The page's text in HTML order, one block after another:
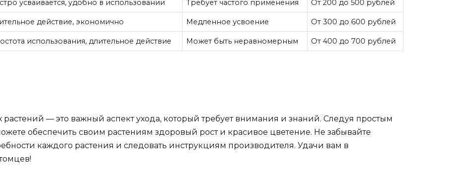
усваивается, удобно в использовании Требует частого применения От 200 до 500 рублей
действие, экономично Медленное усвоение От 300 до 600 рублей
использования, длительное действие Может быть неравномерным От 400 до 700 рублей
— это важный аспект ухода, который требует внимания и знаний. Следуя простым
обеспечить своим растениям здоровый рост и красивое цветение. Не забывайте
каждого растения и следовать инструкциям производителя. Удачи вам в